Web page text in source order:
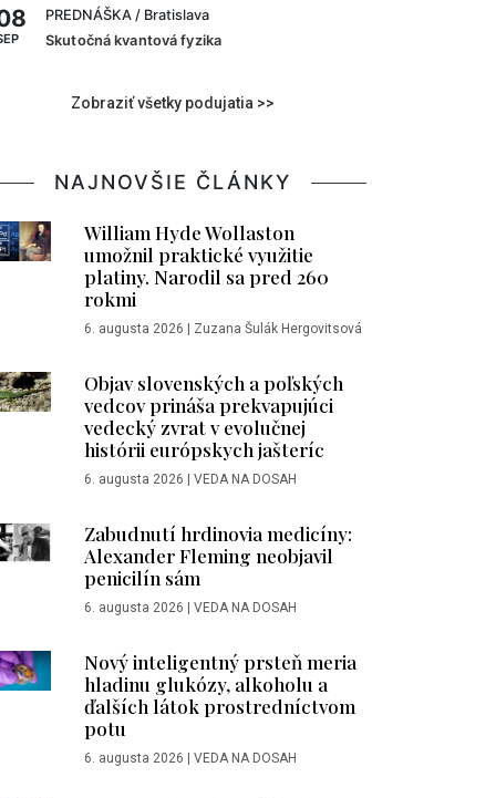
PREDNÁŠKA / Bratislava
Skutočná kvantová fyzika
Zobraziť všetky podujatia >>
NAJNOVŠIE ČLÁNKY
William Hyde Wollaston
umožnil praktické využitie
platiny. Narodil sa pred 260
rokmi
6. augusta 2026 | Zuzana Šulák Hergovitsová
Objav slovenských a poľských
vedcov prináša prekvapujúci
vedecký zvrat v evolučnej
histórii európskych jašteríc
6. augusta 2026 | VEDA NA DOSAH
Zabudnutí hrdinovia medicíny:
Alexander Fleming neobjavil
penicilín sám
6. augusta 2026 | VEDA NA DOSAH
Nový inteligentný prsteň meria
hladinu glukózy, alkoholu a
ďalších látok prostredníctvom
potu
6. augusta 2026 | VEDA NA DOSAH